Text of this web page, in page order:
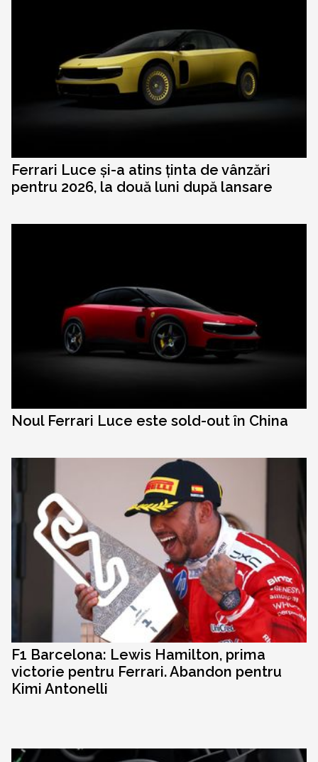
Ferrari Luce și-a atins ținta de vânzări
pentru 2026, la două luni după lansare
Noul Ferrari Luce este sold-out în China
F1 Barcelona: Lewis Hamilton, prima
victorie pentru Ferrari. Abandon pentru
Kimi Antonelli